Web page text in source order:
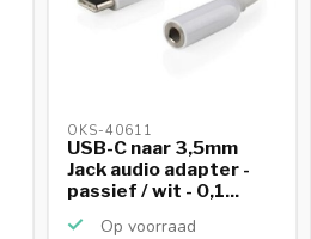
OKS-40611
USB-C naar 3,5mm
Jack audio adapter -
passief / wit - 0,1...
Op voorraad